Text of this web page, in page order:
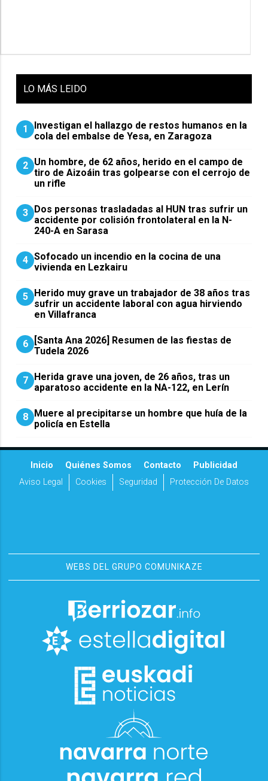
LO MÁS LEIDO
1
Investigan el hallazgo de restos humanos en la
cola del embalse de Yesa, en Zaragoza
2 Un hombre, de 62 años, herido en el campo de
tiro de Aizoáin tras golpearse con el cerrojo de
un rifle
3 ​Dos personas trasladadas al HUN tras sufrir un
accidente por colisión frontolateral en la N-
240-A en Sarasa
4 Sofocado un incendio en la cocina de una
vivienda en Lezkairu
5 Herido muy grave un trabajador de 38 años tras
sufrir un accidente laboral con agua hirviendo
en Villafranca
6
[Santa Ana 2026] Resumen de las fiestas de
Tudela 2026
7 Herida grave una joven, de 26 años, tras un
aparatoso accidente en la NA-122, en Lerín
8 Muere al precipitarse un hombre que huía de la
policía en Estella
Inicio Quiénes Somos Contacto
Publicidad
Aviso Legal
Cookies Seguridad Protección De Datos
WEBS DEL GRUPO COMUNIKAZE